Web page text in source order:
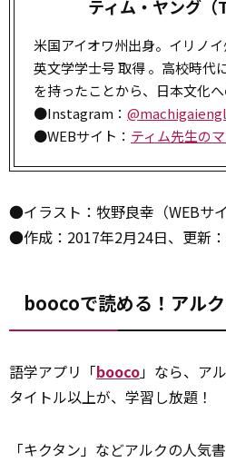
ティム・ヤング（
米国アイオワ州出身。イリノ
英文学学士号 取得 。高校時代
を持ったことから、日本文化へ
●Instagram：
●WEBサイト： ティム先生の
●イラスト：牧野良幸（WEBサ
●作成：2017年2月24日、更新
boocoで読める！アル
語学アプリ「booco」なら、ア
タイトル以上が、学習し放題！
「キクタン」などアルクの人気